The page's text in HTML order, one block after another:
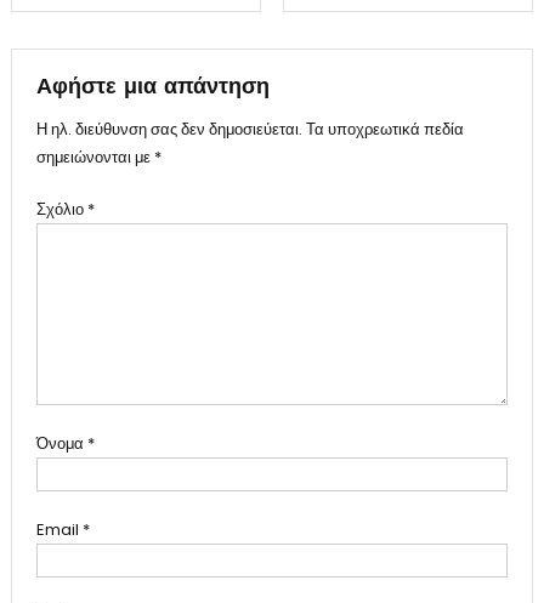
άρθρων
Αφήστε μια απάντηση
Η ηλ. διεύθυνση σας δεν δημοσιεύεται. Τα υποχρεωτικά πεδία
σημειώνονται με *
Σχόλιο *
Όνομα *
Email *